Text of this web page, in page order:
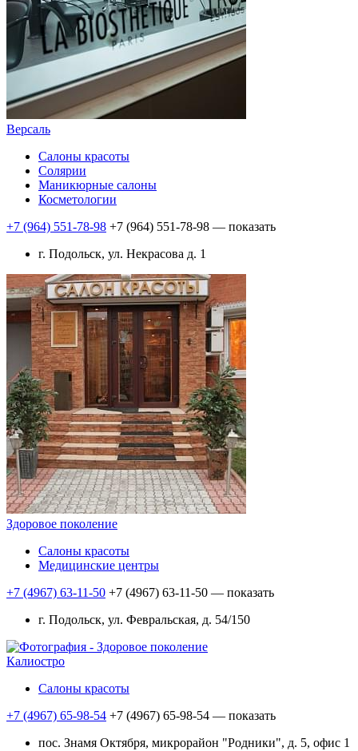
Версаль
Салоны красоты
Солярии
Маникюрные салоны
Косметологии
+7 (964) 551-78-98 +7 (964) 551-78-98 — показать
г. Подольск, ул. Некрасова д. 1
Здоровое поколение
Салоны красоты
Медицинские центры
+7 (4967) 63-11-50 +7 (4967) 63-11-50 — показать
г. Подольск, ул. Февральская, д. 54/150
Калиостро
Салоны красоты
+7 (4967) 65-98-54 +7 (4967) 65-98-54 — показать
пос. Знамя Октября, микрорайон "Родники", д. 5, офис 1